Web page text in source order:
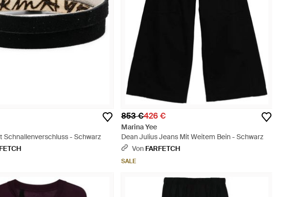
Schnallenverschluss - Schwarz
853 €426 €
Marina Yee
Dean Julius Jeans Mit Weitem Bein - Schwarz
Von FARFETCH
SALE